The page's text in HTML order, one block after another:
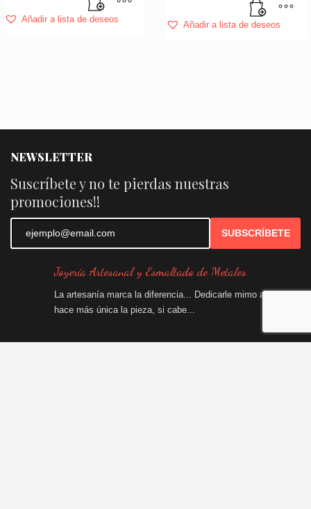
Añadir a lista de deseos
Añadir a lista de deseos
NEWSLETTER
Suscríbete y no te pierdas nuestras
promociones!!
SUBSCRÍBETE
Joyería Artesanal y Esmaltado de Metales
La artesanía marca la diferencia... Dedicarle mimo a hacerlo,
hace más única la pieza, si cabe...